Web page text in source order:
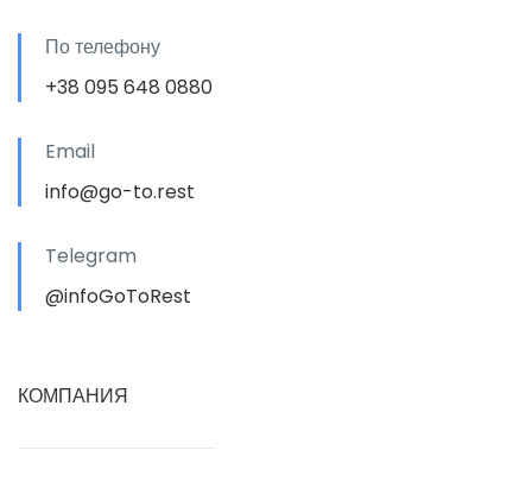
По телефону
+38 095 648 0880
Email
info@go-to.rest
Telegram
@infoGoToRest
КОМПАНИЯ